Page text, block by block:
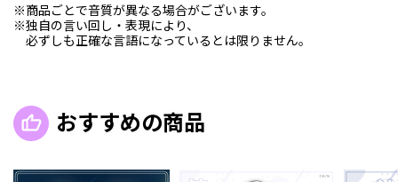
※商品ごとで音質が異なる場合がございます。
※独自の言い回し・表現により、
必ずしも正確な言語になっているとは限りません。
おすすめの商品